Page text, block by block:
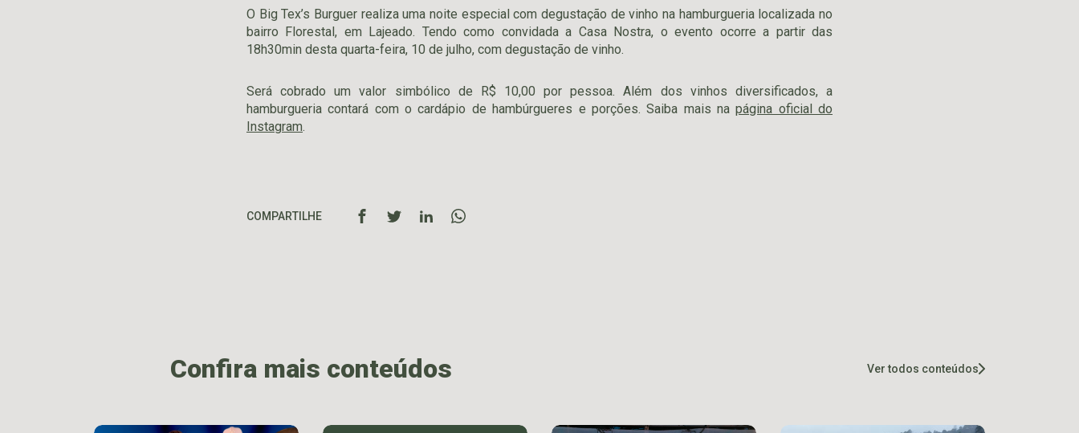
O Big Tex’s Burguer realiza uma noite especial com degustação de vinho na hamburgueria localizada no
bairro Florestal, em Lajeado. Tendo como convidada a Casa Nostra, o evento ocorre a partir das
18h30min desta quarta-feira, 10 de julho, com degustação de vinho.
Será cobrado um valor simbólico de R$ 10,00 por pessoa. Além dos vinhos diversificados, a
hamburgueria contará com o cardápio de hambúrgueres e porções. Saiba mais napágina oficial do
Instagram.
COMPARTILHE
Confira mais conteúdos Ver todos conteúdos